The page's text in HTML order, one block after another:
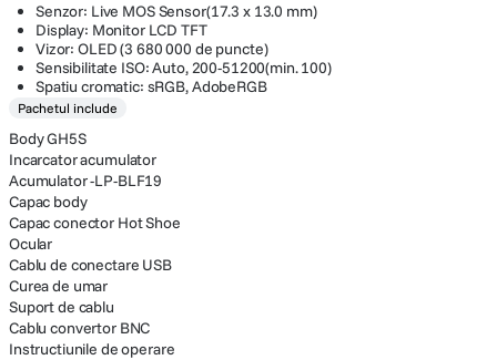
Senzor: Live MOS Sensor(17.3 x 13.0 mm)
Display: Monitor LCD TFT
Vizor: OLED (3 680 000 de puncte)
Sensibilitate ISO: Auto, 200-51200(min. 100)
Spatiu cromatic: sRGB, AdobeRGB
Pachetul include
Body GH5S
Incarcator acumulator
Acumulator -LP-BLF19
Capac body
Capac conector Hot Shoe
Ocular
Cablu de conectare USB
Curea de umar
Suport de cablu
Cablu convertor BNC
Instructiunile de operare